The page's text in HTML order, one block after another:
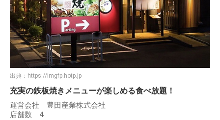
出典： https://imgfp.hotp.jp
充実の鉄板焼きメニューが楽しめる食べ放題！
運営会社 豊田産業株式会社
店舗数 4